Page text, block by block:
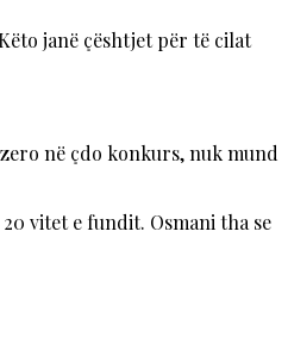
janë çështjet për të cilat
në çdo konkurs, nuk mund
vitet e fundit. Osmani tha se